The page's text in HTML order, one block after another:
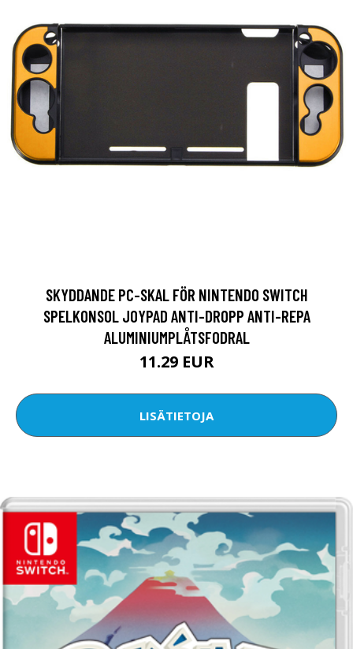
SKYDDANDE PC-SKAL FÖR NINTENDO SWITCH
SPELKONSOL JOYPAD ANTI-DROPP ANTI-REPA
ALUMINIUMPLÅTSFODRAL
11.29 EUR
LISÄTIETOJA